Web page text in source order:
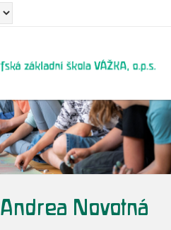
Andrea Novotná